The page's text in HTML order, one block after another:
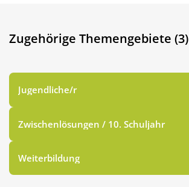
Zugehörige Themengebiete (3)
Jugendliche/r
Zwischenlösungen / 10. Schuljahr
Weiterbildung